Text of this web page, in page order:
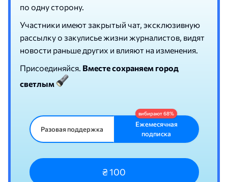
по одну сторону.
Участники имеют закрытый чат, эксклюзивную
рассылку о закулисье жизни журналистов, видят
новости раньше других и влияют на изменения.
Присоединяйся. Вместе сохраняем город
светлым
Разовая поддержка
Ежемесячная
подписка
₴ 100